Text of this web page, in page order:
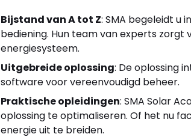
Bijstand van A tot Z: SMA begeleidt u
bediening. Hun team van experts
energiesysteem.
Uitgebreide oplossing: De oplossing
software voor vereenvoudigd beheer.
Praktische opleidingen: SMA Solar
oplossing te optimaliseren. Of het nu
energie uit te breiden.